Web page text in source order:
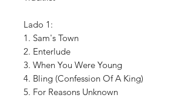
Lado 1:
1. Sam's Town
2. Enterlude
3. When You Were Young
4. Bling (Confession Of A King)
5. For Reasons Unknown